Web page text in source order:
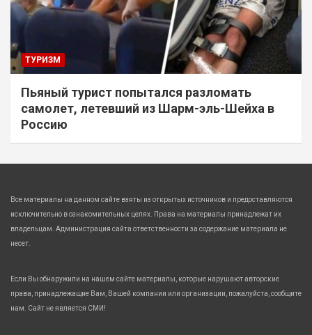
ТУРИЗМ
Пьяный турист попытался разломать
самолет, летевший из Шарм-эль-Шейха в
Россию
Все материалы на данном сайте взяты из открытых источников и предоставляются
исключительно в ознакомительных целях. Права на материалы принадлежат их
владельцам. Администрация сайта ответственности за содержание материала не
несет.
Если Вы обнаружили на нашем сайте материалы, которые нарушают авторские
права, принадлежащие Вам, Вашей компании или организации, пожалуйста, сообщите
нам. Сайт не является СМИ!